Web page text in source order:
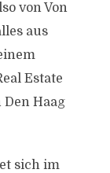
von Von
aus
Estate
Haag
sich im